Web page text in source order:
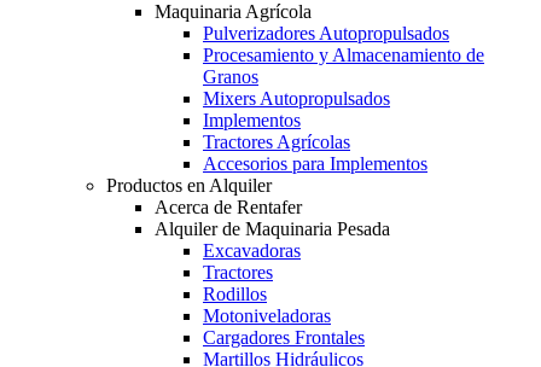
Maquinaria Agrícola
Pulverizadores Autopropulsados
Procesamiento y Almacenamiento de
Granos
Mixers Autopropulsados
Implementos
Tractores Agrícolas
Accesorios para Implementos
Productos en Alquiler
Acerca de Rentafer
Alquiler de Maquinaria Pesada
Excavadoras
Tractores
Rodillos
Motoniveladoras
Cargadores Frontales
Martillos Hidráulicos